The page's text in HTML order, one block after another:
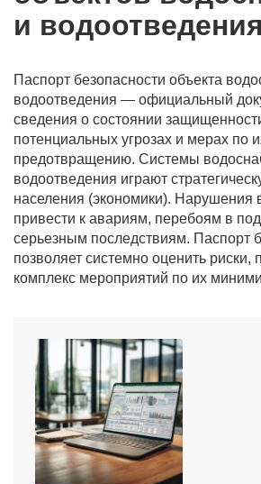
и водоотведения
Паспорт безопасности объекта
водоотведения — официальный
сведения о состоянии
потенциальных угрозах и мерах по
предотвращению. Системы
водоотведения играют
населения (экономики). Нарушения
привести к авариям, перебоям в
серьезным последствиям. Паспорт
позволяет системно оценить риски,
комплекс мероприятий по их